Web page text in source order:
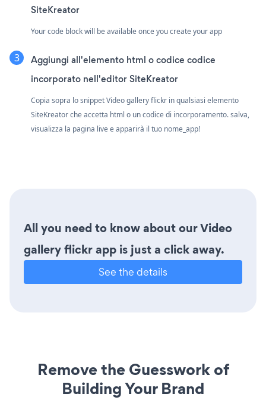
SiteKreator
Your code block will be available once you create your app
Aggiungi all'elemento html o codice codice
incorporato nell'editor SiteKreator
Copia sopra lo snippet Video gallery flickr in qualsiasi elemento
SiteKreator che accetta html o un codice di incorporamento. salva,
visualizza la pagina live e apparirà il tuo nome_app!
All you need to know about our Video
gallery flickr app is just a click away.
See the details
Remove the Guesswork of
Building Your Brand